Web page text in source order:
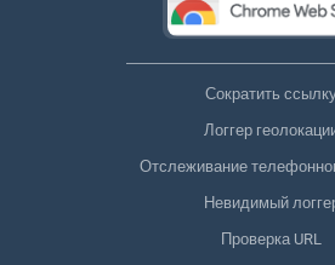
Сократить
Логгер
Отслеживание
Невидимый
Проверка URL